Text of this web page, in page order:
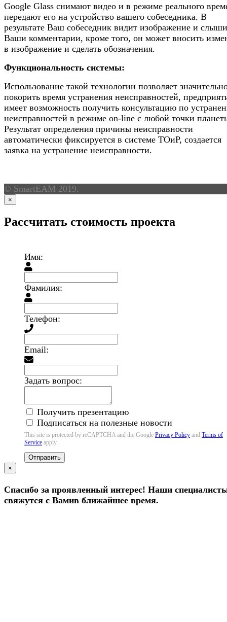
Google Glass снимают видео и в режиме реального
передают его на устройство вашего собеседника. В
результате Ваш собеседник видит изображение и
Ваши комментарии, кроме того, он может вносить
в изображение и сделать обозначения.
Функциональность системы:
Использование такой технологии позволяет
покорить время устранения неисправностей,
имеет возможность получить консультацию по
неисправностей в режиме on-line с любой точки
Результат определения причины неисправности
автоматически фиксируется в системе ТОиР, создается
заявка на устранение неисправности.
© SmartEAM 2019.
×
Рассчитать стоимость проекта
Имя:
Фамилия:
Телефон:
Email:
Задать вопрос:
Получить презентацию
Подписаться на полезные новости
This site is protected by reCAPTCHA and the Google Privacy Policy and Terms of
Service apply.
Отправить
×
Спасибо за проявленный интерес! Наши
свяжутся с Вамив ближайшее время.